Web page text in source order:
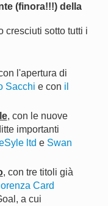
(finora!!!) della
cresciuti sotto tutti i
l'apertura di
Sacchi e con il
, con le nuove
importanti
ltd e Swan
, con tre titoli già
Card
a cui